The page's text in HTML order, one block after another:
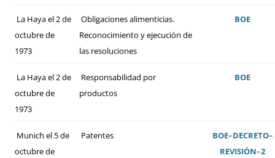
La Haya el 2 de
octubre de
1973
Obligaciones alimenticias.
Reconocimiento y ejecución de
las resoluciones
BOE
La Haya el 2 de
octubre de
1973
Responsabilidad por
productos
BOE
Munich el 5 de
octubre de
Patentes BOE–DECRETO–
REVISIÓN–2